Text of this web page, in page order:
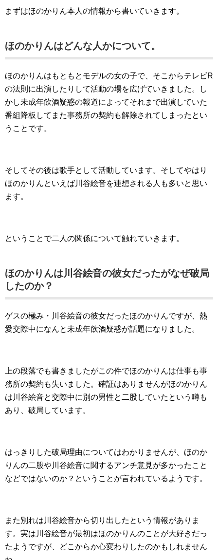
まずはほのかりん本人の情報から書いていきます。
ほのかりんはどんな人かについて。
ほのかりんはもともとモデルの女の子で、そこからテレビR
の法則に出演したりして活動の場を広げていきました。し
かし未成年飲酒疑惑の報道によってそれまで出演していた
番組降板してまた事務所の契約も解除されてしまったとい
うことです。
そしてその後は歌手として活動しています。そしてやはり
ほのかりんといえば川谷絵音を連想される人も多いと思い
ます。
ということで二人の関係について触れていきます。
ほのかりんは川谷絵音の彼女だったがなぜ破局
したのか？
ゲスの極み・川谷絵音の彼女だったほのかりんですが、熱
愛交際中になんと未成年飲酒疑惑が話題になりました。
上の段落でも書きましたがこの件でほのかりんは仕事も事
務所の契約も失いました。確証はありませんがほのかりん
は川谷絵音と交際中に別の男性と二股していたという噂も
あり、破局しています。
はっきりした破局理由についてはわかりませんが、ほのか
りんの二股や川谷絵音に関するアンチ意見が多かったこと
などではないのか？ということが言われているようです。
また別れは川谷絵音から切り出したという情報がありま
す。実は川谷絵音が最初はほのかりんのことが大好きだっ
たようですが、どこからか心変わりしたのかもしれません